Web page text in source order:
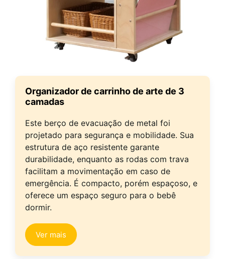
Organizador de carrinho de arte de 3
camadas
Este berço de evacuação de metal foi
projetado para segurança e mobilidade. Sua
estrutura de aço resistente garante
durabilidade, enquanto as rodas com trava
facilitam a movimentação em caso de
emergência. É compacto, porém espaçoso, e
oferece um espaço seguro para o bebê
dormir.
Ver mais